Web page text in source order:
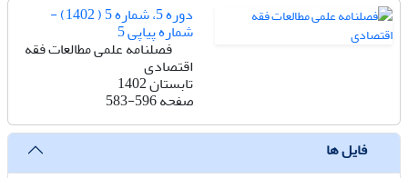
دوره 5، شماره 5 ( 1402) -
شماره پیاپی 5
فصلنامه علمی مطالعات فقه
اقتصادی
تابستان 1402
صفحه583-596
فایل ها